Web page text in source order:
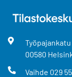
Työpajankatu
00580
Vaihde 029